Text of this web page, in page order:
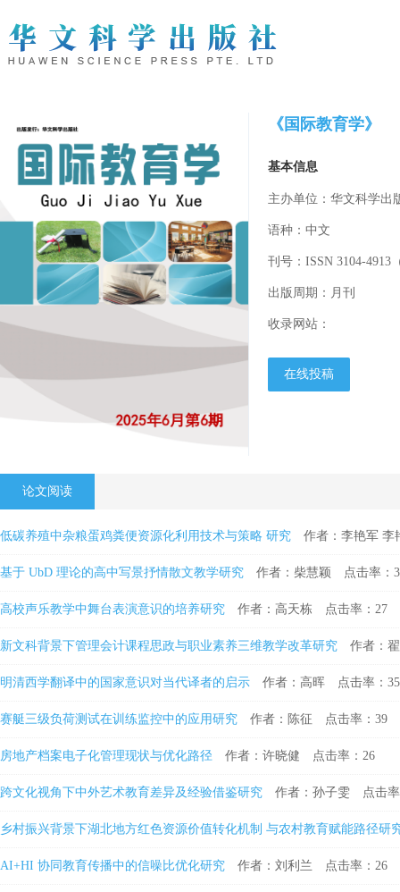
《国际教育学》
基本信息
主办单位：华文科学出
语种：中文
刊号：ISSN 3104-4913
出版周期：月刊
收录网站：
在线投稿
论文阅读
低碳养殖中杂粮蛋鸡粪便资源化利用技术与策略 研究 作者：李艳军 李
基于 UbD 理论的高中写景抒情散文教学研究 作者：柴慧颖 点击率：
高校声乐教学中舞台表演意识的培养研究 作者：高天栋 点击率：27
新文科背景下管理会计课程思政与职业素养三维教学改革研究 作者：
明清西学翻译中的国家意识对当代译者的启示 作者：高晖 点击率：35
赛艇三级负荷测试在训练监控中的应用研究 作者：陈征 点击率：39
房地产档案电子化管理现状与优化路径 作者：许晓健 点击率：26
跨文化视角下中外艺术教育差异及经验借鉴研究 作者：孙子雯 点击
乡村振兴背景下湖北地方红色资源价值转化机制 与农村教育赋能路径研
AI+HI 协同教育传播中的信噪比优化研究 作者：刘利兰 点击率：26